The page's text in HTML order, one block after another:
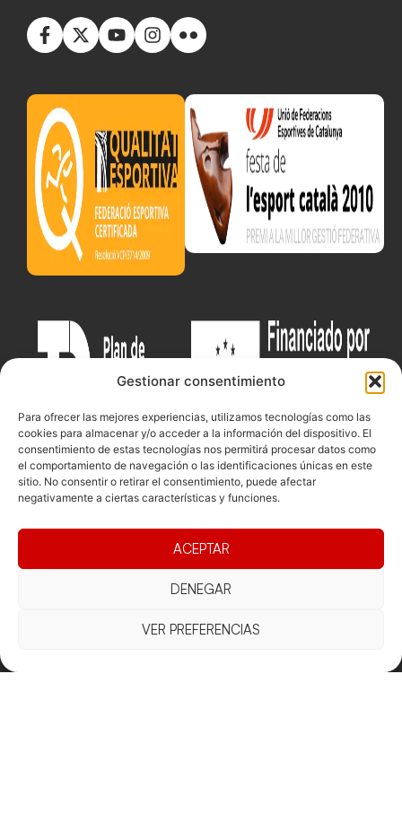
Gestionar consentimiento
Para ofrecer las mejores experiencias, utilizamos tecnologías como las
cookies para almacenar y/o acceder a la información del dispositivo. El
consentimiento de estas tecnologías nos permitirá procesar datos como
el comportamiento de navegación o las identificaciones únicas en este
sitio. No consentir o retirar el consentimiento, puede afectar
negativamente a ciertas características y funciones.
ACEPTAR
DENEGAR
VER PREFERENCIAS
Presidència
Competiciones
Competiciones
Vólei neu
Funcionament
Transparència
Eleccions